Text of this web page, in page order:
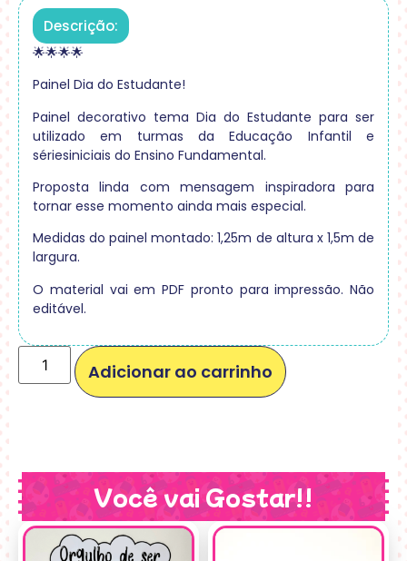
Descrição:
🌟🌟🌟🌟
Painel Dia do Estudante!
Painel decorativo tema Dia do Estudante para ser
utilizado em turmas da Educação Infantil e
sériesiniciais do Ensino Fundamental.
Proposta linda com mensagem inspiradora para
tornar esse momento ainda mais especial.
Medidas do painel montado: 1,25m de altura x 1,5m de
largura.
O material vai em PDF pronto para impressão. Não
editável.
Adicionar ao carrinho
Você vai Gostar!!